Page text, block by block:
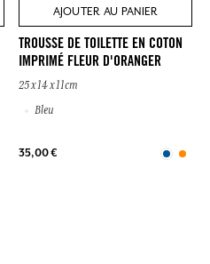
AJOUTER AU PANIER
TROUSSE DE TOILETTE EN COTON
IMPRIMÉ FLEUR D'ORANGER
25 x 14 x 11cm
Bleu
35,00 €